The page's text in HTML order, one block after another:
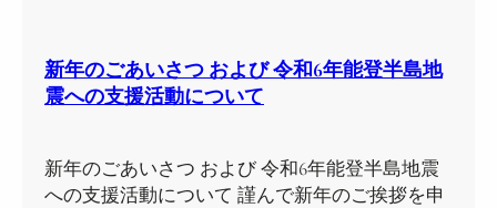
新年のごあいさつ および 令和6年能登半島地
震への支援活動について
新年のごあいさつ および 令和6年能登半島地震
への支援活動について 謹んで新年のご挨拶を申